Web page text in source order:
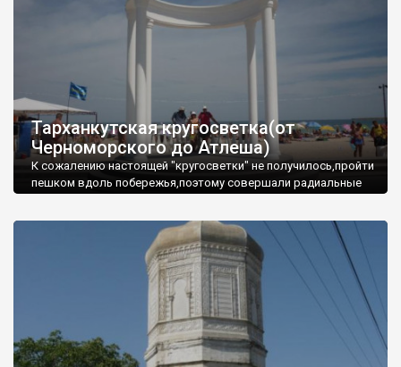
Тарханкутская кругосветка(от
Черноморского до Атлеша)
К сожалению настоящей "кругосветки" не получилось,пройти
пешком вдоль побережья,поэтому совершали радиальные